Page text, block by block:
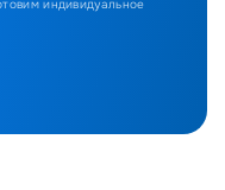
индивидуальное